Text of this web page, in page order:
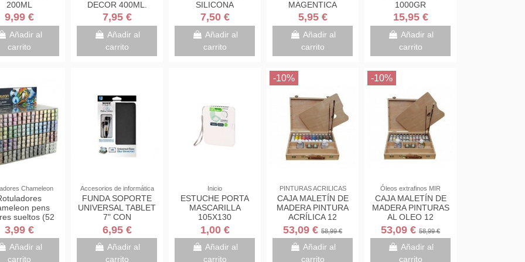
200ML
9,99 €
Añadir al
carrito
DECOR 400ML.
7,95 €
Añadir al
carrito
SILICONA
PAPERMANIA
18X12.5CMX9MM
7,50 €
Añadir al
carrito
MAGENTICA
140X136MM
BLANCA
5,95 €
Añadir al
carrito
1000GR
15,95 €
Añadir al
carrito
Chameleon
pens
sueltos (52
a elegir)
3,99 €
Añadir al
carrito
Accesorios de informática
FUNDA SOPORTE
UNIVERSAL TABLET
7" CON
AURICULARES
6,95 €
Añadir al
carrito
Inicio
ESTUCHE PORTA
MASCARILLA
105X130
1,00 €
Añadir al
carrito
-10%
PINTURAS ACRILICAS
CAJA MALETÍN DE
MADERA PINTURA
ACRÍLICA 12
COLORES MIR
53,09 € 58,99 €
Añadir al
carrito
-10%
Óleos extrafinos MIR
CAJA MALETÍN DE
MADERA PINTURAS
AL OLEO 12
COLORES MIR
53,09 € 58,99 €
Añadir al
carrito